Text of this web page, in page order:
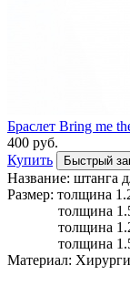
Браслет Bring me
400 руб.
Купить
Быстрый
Название: штанга
Размер: толщина
толщина
толщина
толщина
Материал: